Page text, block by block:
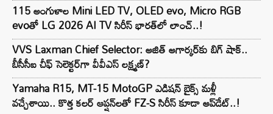
115 అంగుళాల Mini LED TV, OLED evo, Micro RGB
evoతో LG 2026 AI TV సిరీస్ భారత్‌లో లాంచ్..!
VVS Laxman Chief Selector: అజిత్ అగార్కర్‌కు బిగ్ షాక్..
బీసీసీఐ చీఫ్ సెలెక్టర్‌గా వీవీఎస్ లక్ష్మణ్?
Yamaha R15, MT-15 MotoGP ఎడిషన్ బైక్స్ మళ్లీ
వచ్చేశాయి.. కొత్త కలర్ ఆప్షన్‌లతో FZ-S సిరీస్ కూడా అప్‌డేట్..!